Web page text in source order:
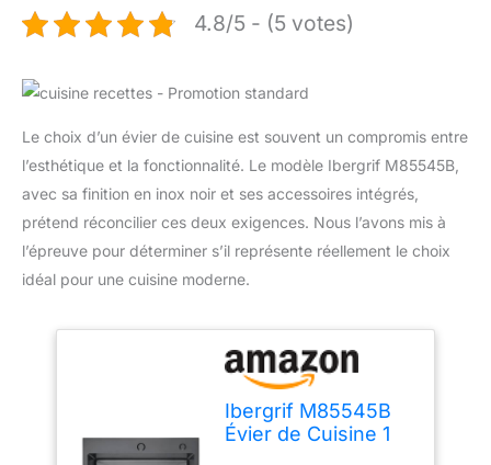
4.8/5 - (5 votes)
Le choix d’un évier de cuisine est souvent un compromis entre
l’esthétique et la fonctionnalité. Le modèle Ibergrif M85545B,
avec sa finition en inox noir et ses accessoires intégrés,
prétend réconcilier ces deux exigences. Nous l’avons mis à
l’épreuve pour déterminer s’il représente réellement le choix
idéal pour une cuisine moderne.
Ibergrif M85545B
Évier de Cuisine 1